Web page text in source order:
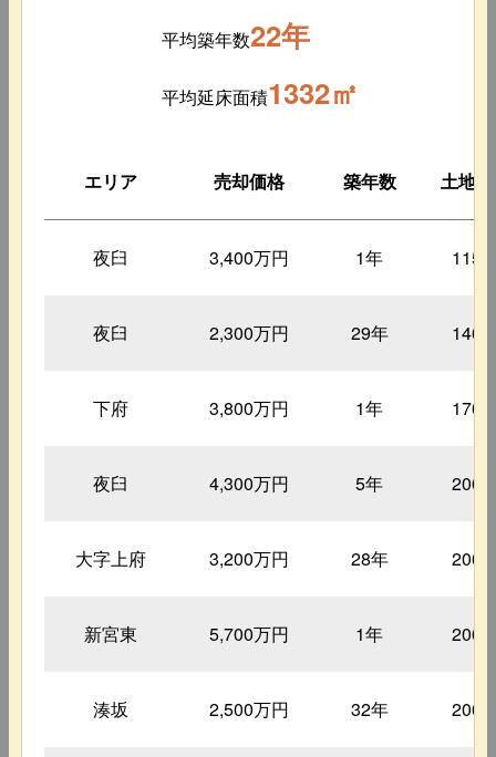
平均築年数22年
平均延床面積1332㎡
エリア 売却価格 築年数 土地
夜臼 3,400万円 1年 115
夜臼 2,300万円 29年 140
下府 3,800万円 1年 170
夜臼 4,300万円 5年 200
大字上府 3,200万円 28年 200
新宮東 5,700万円 1年 200
湊坂 2,500万円 32年 200